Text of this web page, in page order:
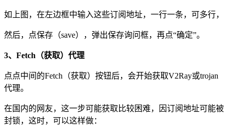
如上图，在左边框中输入这些订阅地址，一行一条，可多行，
然后，点保存（save），弹出保存询问框，再点“确定”。
3、Fetch（获取）代理
点点中间的Fetch（获取）按钮后，会开始获取V2Ray或trojan
代理。
在国内的网友，这一步可能获取比较困难，因订阅地址可能被
封锁，这时，可以这样做：